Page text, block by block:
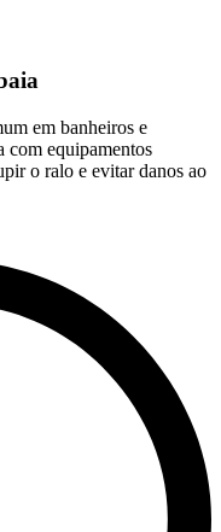
em banheiros e
com equipamentos
o ralo e evitar danos ao